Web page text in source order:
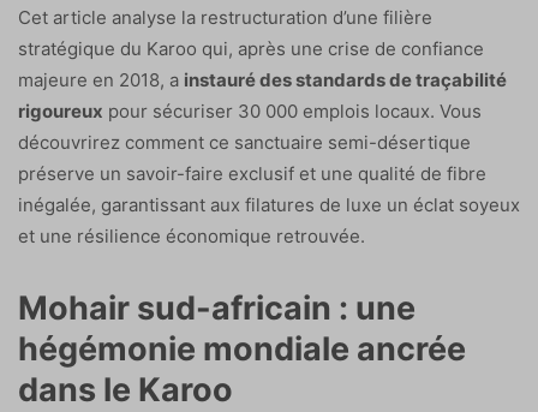
Cet article analyse la restructuration d’une filière
stratégique du Karoo qui, après une crise de confiance
majeure en 2018, a instauré des standards de traçabilité
rigoureux pour sécuriser 30 000 emplois locaux. Vous
découvrirez comment ce sanctuaire semi-désertique
préserve un savoir-faire exclusif et une qualité de fibre
inégalée, garantissant aux filatures de luxe un éclat soyeux
et une résilience économique retrouvée.
Mohair sud-africain : une
hégémonie mondiale ancrée
dans le Karoo